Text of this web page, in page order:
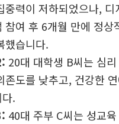
중력이 저하되었으나, 디
참여 후 6개월 만에 정상
했습니다.
20대 대학생 B씨는 심
존도를 낮추고, 건강한
.
40대 주부 C씨는 성교